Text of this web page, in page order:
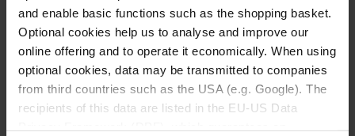
and enable basic functions such as the shopping basket.
Optional cookies help us to analyse and improve our
online offering and to operate it economically. When using
optional cookies, data may be transmitted to companies
from third countries such as the USA (e.g. Google). The
recipients of this data are listed in the EU-US Data
Kaltes Wasser: Ja
Netzspannung/Frequenz:
220 - 240/50
V/Hz
Prickelndes Wasser: Ja